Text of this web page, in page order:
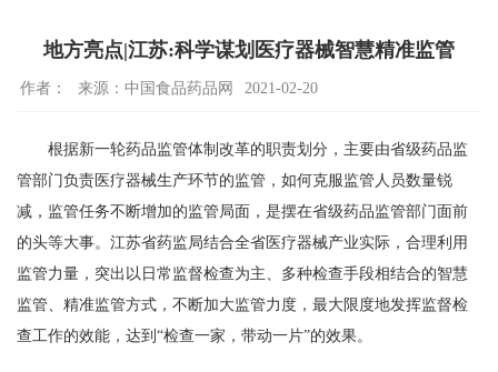
地方亮点|江苏:科学谋划医疗器械智慧精准监管
作者： 来源：中国食品药品网 2021-02-20
根据新一轮药品监管体制改革的职责划分，主要由省级药品监
管部门负责医疗器械生产环节的监管，如何克服监管人员数量锐
减，监管任务不断增加的监管局面，是摆在省级药品监管部门面前
的头等大事。江苏省药监局结合全省医疗器械产业实际，合理利用
监管力量，突出以日常监督检查为主、多种检查手段相结合的智慧
监管、精准监管方式，不断加大监管力度，最大限度地发挥监督检
查工作的效能，达到“检查一家，带动一片”的效果。